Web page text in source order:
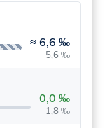
≈6,6 ‰
5,6 ‰
0,0 ‰
1,8 ‰